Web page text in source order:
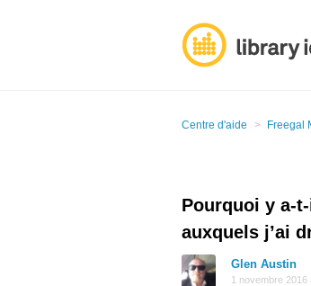
Centre d'aide Freegal
Pourquoi y a-
auxquels j’ai
Glen Austin
1 novembre 2016